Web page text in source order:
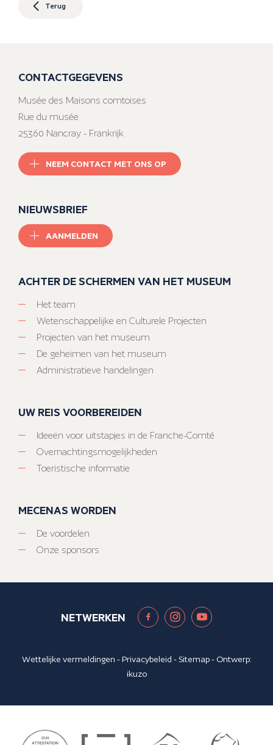
Terug
CONTACTGEGEVENS
Musée des Maisons comtoises
Rue du musée
25360 Nancray - Frankrijk
NEEM CONTACT MET ONS OP
NIEUWSBRIEF
AANMELDEN
ACHTER DE SCHERMEN VAN HET MUSEUM
Het team
Wetenschappelijke en Culturele Projecten
Projecten van het museum
De geheimen van het museum
Administratieve handelingen
UW REIS VOORBEREIDEN
Ideeën voor uitstapjes in de Franche-Comté
Overnachtingsmogelijkheden
Toeristische informatie
MECENAS WORDEN
De voordelen
Onze sponsors
NETWERKEN
Wettelijke vermeldingen -Privacybeleid - Sitemap- Ontwerp:
ikuzo